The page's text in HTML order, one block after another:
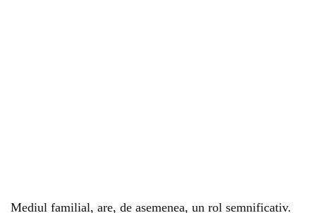
Mediul familial, are, de asemenea, un rol semnificativ.